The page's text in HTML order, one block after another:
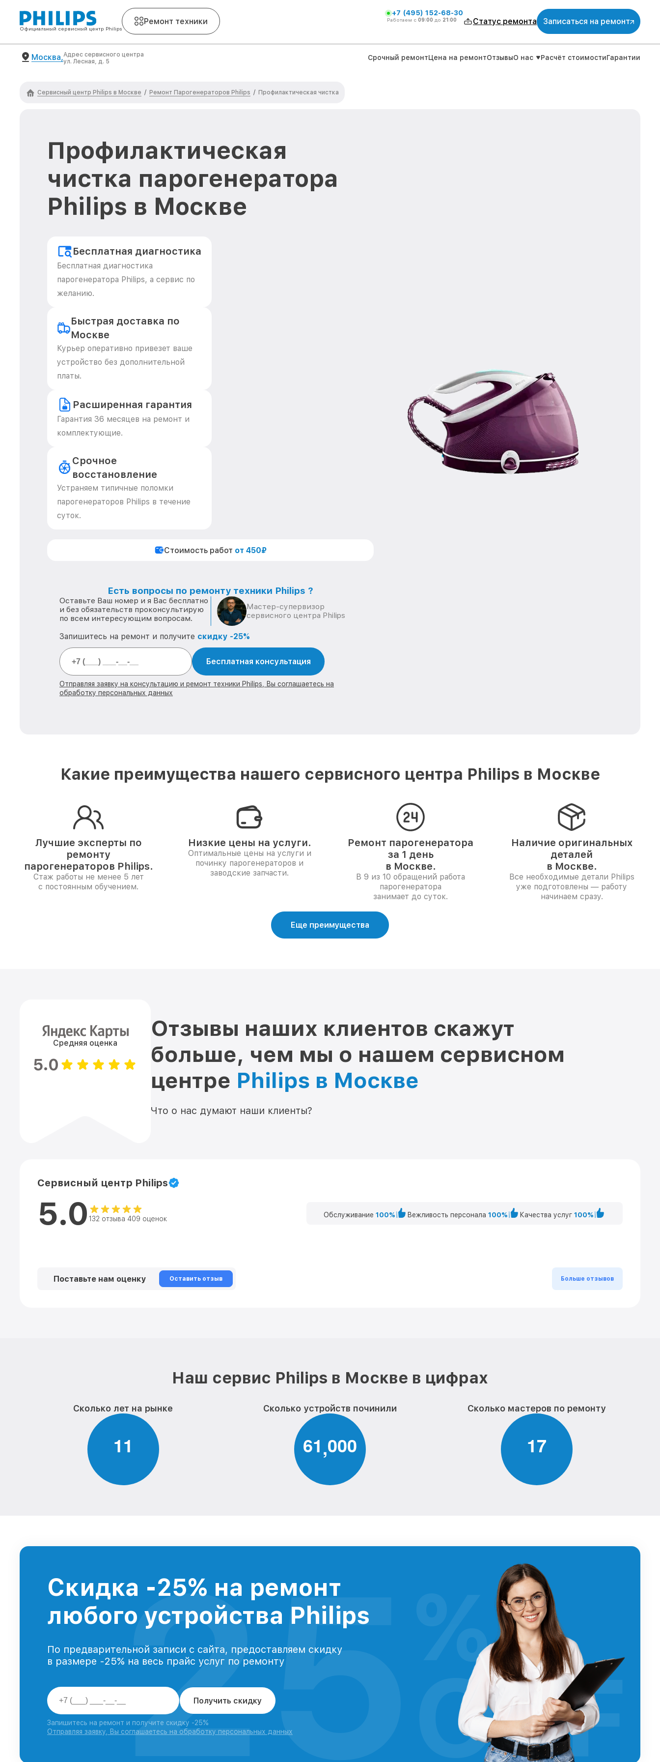
Официальный сервисный центр Philips
Ремонт техники
+7 (495) 152-68-30
Работаем с 09:00 до 21:00 Статус ремонта Записаться на ремонт
Москва,Адрес сервисного центра
ул. Лесная, д. 5
Срочный ремонтЦена на ремонтОтзывыО нас Расчёт стоимостиГарантии
Сервисный центр Philips в Москве / Ремонт Парогенераторов Philips / Профилактическая чистка
Профилактическая
чистка парогенератора
Philips в Москве
Бесплатная диагностика
Бесплатная диагностика
парогенератора Philips, а сервис по
желанию.
Быстрая доставка по
Москве
Курьер оперативно привезет ваше
устройство без дополнительной
платы.
Расширенная гарантия
Гарантия 36 месяцев на ремонт и
комплектующие.
Срочное
восстановление
Устраняем типичные поломки
парогенераторов Philips в течение
суток.
Стоимость работ от 450₽
Есть вопросы по ремонту техники Philips ?
Оставьте Ваш номер и я Вас бесплатно
и без обязательств проконсультирую
по всем интересующим вопросам.
Мастер-супервизор
сервисного центра Philips
Запишитесь на ремонт и получите скидку -25%
Бесплатная консультация
Отправляя заявку на консультацию и ремонт техники Philips, Вы соглашаетесь на
обработку персональных данных
Какие преимущества нашего сервисного центра Philips в Москве
Лучшие эксперты по
ремонту
парогенераторов Philips.
Стаж работы не менее 5 лет
с постоянным обучением.
Низкие цены на услуги.
Оптимальные цены на услуги и
починку парогенераторов и
заводские запчасти.
Ремонт парогенератора
за 1 день
в Москве.
В 9 из 10 обращений работа
парогенератора
занимает до суток.
Наличие оригинальных
деталей
в Москве.
Все необходимые детали Philips
уже подготовлены — работу
начинаем сразу.
Еще преимущества
Средняя оценка
5.0
Отзывы наших клиентов скажут
больше, чем мы о нашем сервисном
центре Philips в Москве
Что о нас думают наши клиенты?
Сервисный центр Philips
5.0 132 отзыва 409 оценок Обслуживание 100% Вежливость персонала 100% Качества услуг 100%
Поставьте нам оценку Оставить отзыв Больше отзывов
Наш сервис Philips в Москве в цифрах
Сколько лет на рынке
11
Сколько устройств починили
61,000
Сколько мастеров по ремонту
17
Скидка -25% на ремонт
любого устройства Philips
По предварительной записи с сайта, предоставляем скидку
в размере -25% на весь прайс услуг по ремонту
Получить скидку
Запишитесь на ремонт и получите скидку -25%
Отправляя заявку, Вы соглашаетесь на обработку персональных данных
25 %
OFF